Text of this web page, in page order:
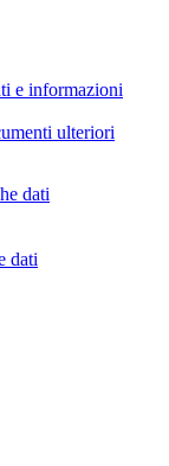
e informazioni
ulteriori
dati
dati